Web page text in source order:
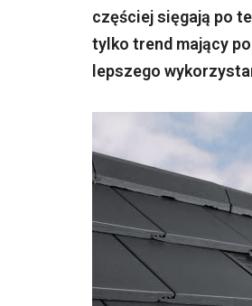
częściej sięgają po
tylko trend mający
lepszego